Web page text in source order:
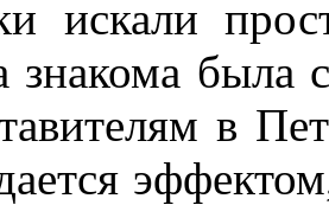
искали
знакома
в